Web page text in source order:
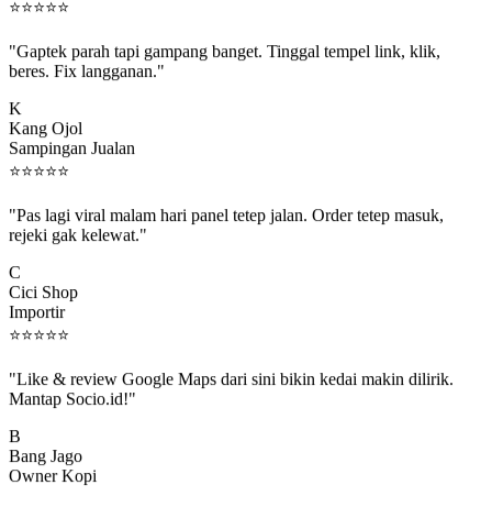
beres. Fix langganan."
Kang Ojol
Sampingan Jualan
⭐⭐⭐⭐⭐
rejeki gak kelewat."
Cici Shop
Importir
⭐⭐⭐⭐⭐
Mantap Socio.id!"
Bang Jago
Owner Kopi